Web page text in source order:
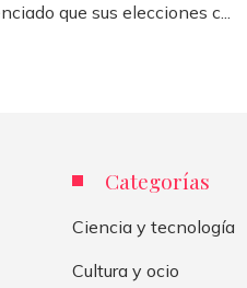
que sus elecciones c...
Categorías
Ciencia y tecnología
Cultura y ocio